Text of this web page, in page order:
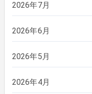
2026年7月
2026年6月
2026年5月
2026年4月